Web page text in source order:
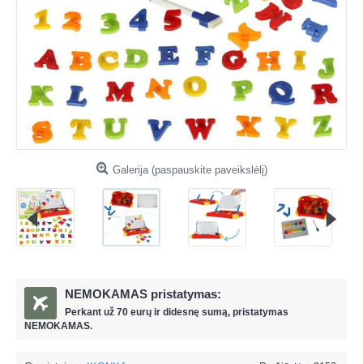
Galerija (paspauskite paveikslėlį)
NEMOKAMAS pristatymas:
Perkant už 70 eurų ir didesnę sumą, pristatymas
NEMOKAMAS.